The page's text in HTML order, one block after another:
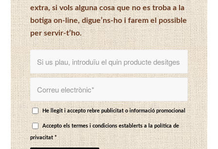
extra, si vols alguna cosa que no es troba a la
botiga on-line, digue’ns-ho i farem el possible
per servir-t’ho.
He llegit i accepto rebre publicitat o informació promocional
Accepto els termes i condicions establerts ala política de
privacitat *